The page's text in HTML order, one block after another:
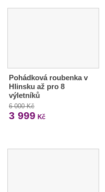
Pohádková roubenka v
Hlinsku až pro 8
výletníků
6 000 Kč
3 999 Kč